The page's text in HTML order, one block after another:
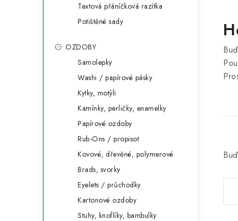
Textová přáníčková razítka
Potištěné sady
OZDOBY
Samolepky
Washi / papírové pásky
Kytky, motýli
Kamínky, perličky, enamelky
Papírové ozdoby
Rub-Ons / propisot
Kovové, dřevěné, polymerové
Brads, svorky
Eyelets / průchodky
Kartonové ozdoby
Stuhy, knoflíky, bambulky